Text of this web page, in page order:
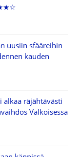
uusiin sfääreihin
kauden
räjähtävästi
Valkoisessa